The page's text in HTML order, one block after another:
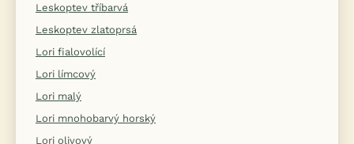
Leskoptev tříbarvá
Leskoptev zlatoprsá
Lori fialovolící
Lori límcový
Lori malý
Lori mnohobarvý horský
Lori olivový